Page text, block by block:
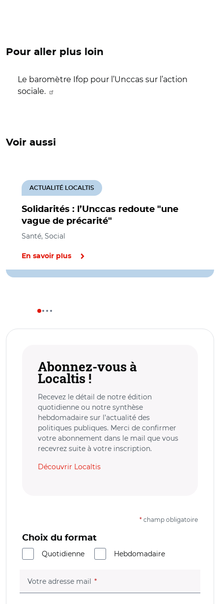
Pour aller plus loin
Le baromètre Ifop pour l’Unccas sur l’action
sociale.
Voir aussi
Solidarités : l’Unccas redoute "une
vague de précarité"
ACTUALITÉ LOCALTIS
Santé, Social
En savoir plus
Abonnez-vous à
Localtis !
Recevez le détail de notre édition
quotidienne ou notre synthèse
hebdomadaire sur l’actualité des
politiques publiques. Merci de confirmer
votre abonnement dans le mail que vous
recevrez suite à votre inscription.
Découvrir Localtis
* champ obligatoire
Choix du format
Quotidienne
Hebdomadaire
Votre adresse mail (champ obligatoire)